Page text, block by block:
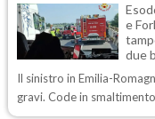
e
due
Il sinistro in Emilia-
gravi. Code in